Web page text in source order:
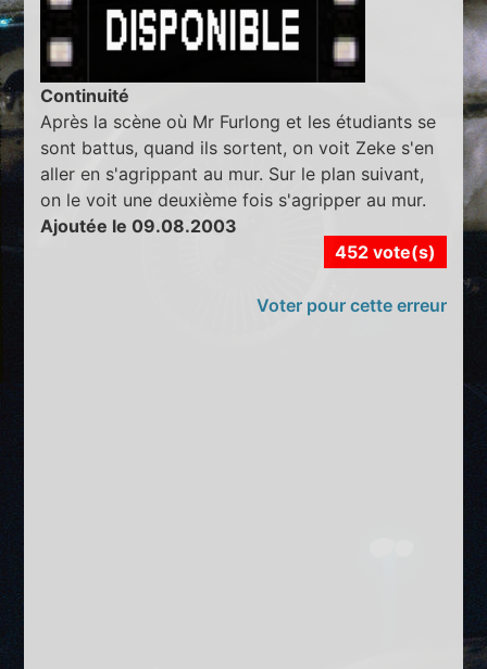
Continuité
Après la scène où Mr Furlong et les étudiants se
sont battus, quand ils sortent, on voit Zeke s'en
aller en s'agrippant au mur. Sur le plan suivant,
on le voit une deuxième fois s'agripper au mur.
Ajoutée le 09.08.2003
452 vote(s)
Voter pour cette erreur